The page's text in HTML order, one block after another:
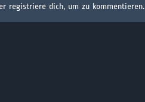
registriere dich, um zu kommentieren.